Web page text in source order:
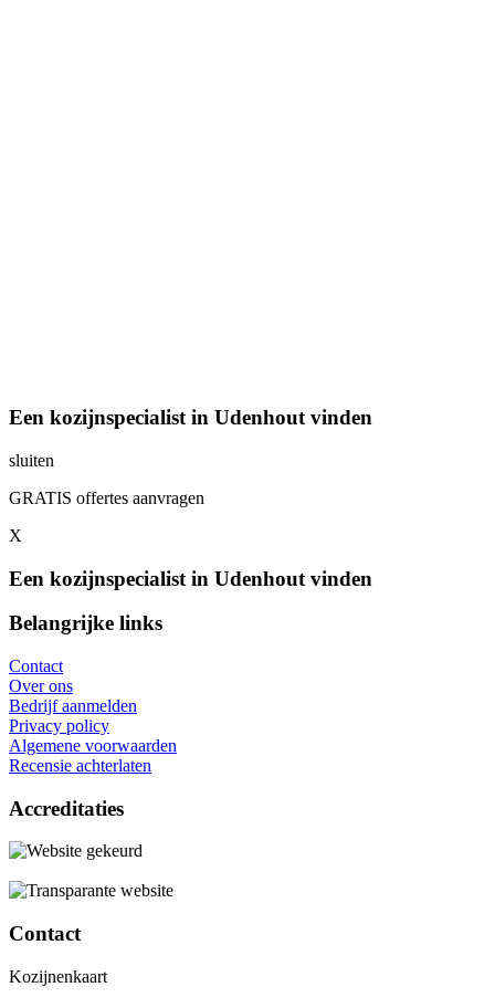
Een kozijnspecialist in Udenhout vinden
sluiten
GRATIS offertes aanvragen
X
Een kozijnspecialist in Udenhout vinden
Belangrijke links
Contact
Over ons
Bedrijf aanmelden
Privacy policy
Algemene voorwaarden
Recensie achterlaten
Accreditaties
Contact
Kozijnenkaart